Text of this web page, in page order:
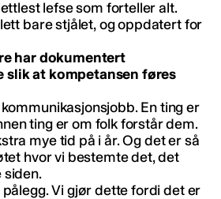
lefse som forteller alt.
bare stjålet, og oppdatert for
har dokumentert
slik at kompetansen føres
En ting er
ting er om folk forstår dem.
mye tid på i år. Og det er så
hvor vi bestemte det, det
siden.
pålegg. Vi gjør dette fordi det er